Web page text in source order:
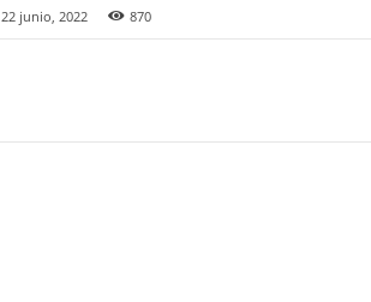
22 junio, 2022 870